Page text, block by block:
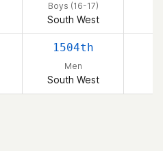
Boys (16-17)
South West
1504th
Men
South West